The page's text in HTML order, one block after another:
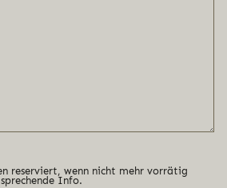
reserviert, wenn nicht mehr vorrätig
Info.